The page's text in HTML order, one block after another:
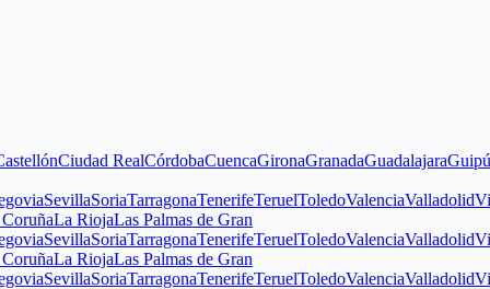
Ciudad RealCórdobaCuencaGironaGranadaGuadalajaraGuipúzcoa
SoriaTarragonaTenerifeTeruelToledoValenciaValladolidVizcaya
La RiojaLas Palmas de Gran
SoriaTarragonaTenerifeTeruelToledoValenciaValladolidVizcaya
La RiojaLas Palmas de Gran
SoriaTarragonaTenerifeTeruelToledoValenciaValladolidVizcaya